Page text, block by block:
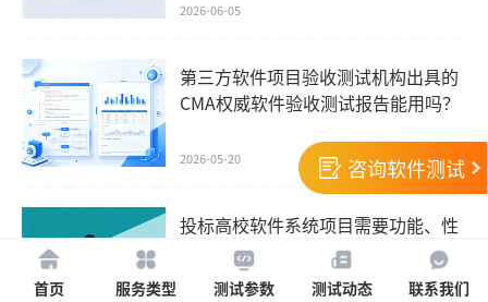
2026-06-05
第三方软件项目验收测试机构出具的
CMA权威软件验收测试报告能用吗？
2026-05-20
投标高校软件系统项目需要功能、性
能、安全、兼容测试？
咨询软件测试
首页 服务类型 测试参数 测试动态 联系我们